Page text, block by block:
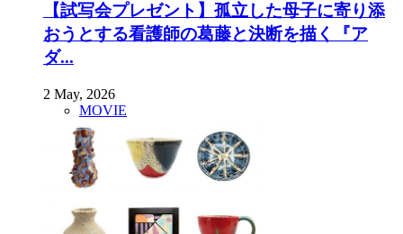
【試写会プレゼント】孤立した母子に寄り添
おうとする看護師の葛藤と決断を描く『ア
ダ...
2 May, 2026
MOVIE